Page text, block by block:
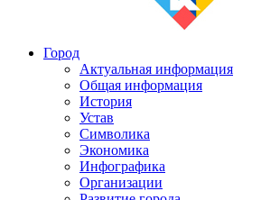
Город
Актуальная информация
Общая информация
История
Устав
Символика
Экономика
Инфографика
Организации